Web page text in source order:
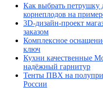
Как выбрать петрушку
корнеплодов на
3D-дизайн-проект
заказом
Комплексное
ключ
Кухни качественные
надёжный гарнитур
Тенты ПВХ на
России